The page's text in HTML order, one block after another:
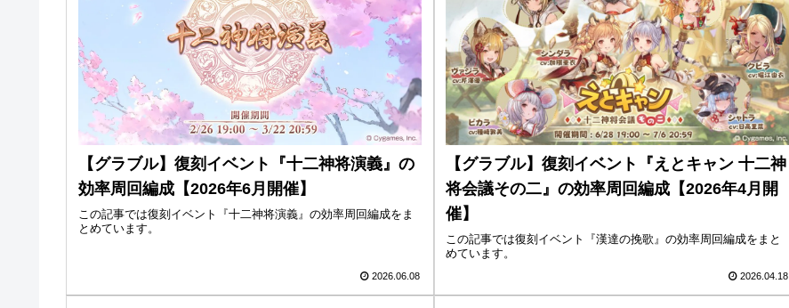
【グラブル】復刻イベント『十二神将演義』の
効率周回編成【2026年6月開催】
この記事では復刻イベント『十二神将演義』の効率周回編成をま
とめています。
2026.06.08
【グラブル】復刻イベント『えとキャン 十二神
将会議その二』の効率周回編成【2026年4月開
催】
この記事では復刻イベント『漢達の挽歌』の効率周回編成をまと
めています。
2026.04.18